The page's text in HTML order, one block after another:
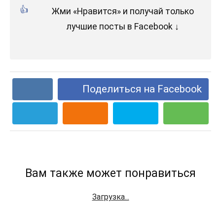
Жми «Нравится» и получай только
лучшие посты в Facebook ↓
Поделиться на Facebook
Вам также может понравиться
Загрузка...